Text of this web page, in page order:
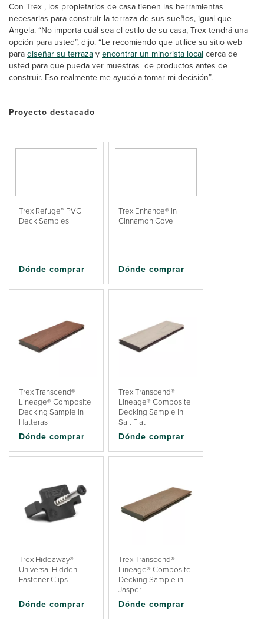
Con Trex , los propietarios de casa tienen las herramientas
necesarias para construir la terraza de sus sueños, igual que
Angela. “No importa cuál sea el estilo de su casa, Trex tendrá una
opción para usted”, dijo. “Le recomiendo que utilice su sitio web
paradiseñar su terrazayencontrar un minorista local cerca de
usted para que pueda ver muestras de productos antes de
construir. Eso realmente me ayudó a tomar mi decisión”.
Proyecto destacado
Trex Refuge™ PVC
Deck Samples
Dónde comprar
Trex Enhance® in
Cinnamon Cove
Dónde comprar
Trex Transcend®
Lineage® Composite
Decking Sample in
Hatteras
Dónde comprar
Trex Transcend®
Lineage® Composite
Decking Sample in
Salt Flat
Dónde comprar
Trex Hideaway®
Universal Hidden
Fastener Clips
Dónde comprar
Trex Transcend®
Lineage® Composite
Decking Sample in
Jasper
Dónde comprar